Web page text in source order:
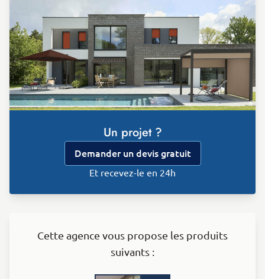
Un projet ?
Demander un devis gratuit
Et recevez-le en 24h
Cette agence vous propose les produits
suivants :